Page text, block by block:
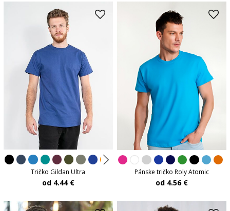
Tričko Gildan Ultra
od 4.44 €
Pánske tričko Roly Atomic
od 4.56 €